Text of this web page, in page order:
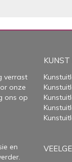
verrast
onze
ons op
en
KUNST